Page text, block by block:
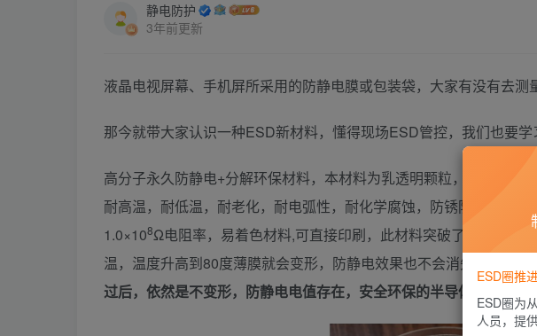
静电防护
3年前更新
液晶电视屏幕、手机屏所采用的防静电膜或包装袋，大家有没有去测
那今就带大家认识一种ESD新材料，懂得现场ESD管控，我们也要学
高分子永久防静电+分解环保材料，本材料为乳透明颗粒，具备优良
耐高温，耐低温，耐老化，耐电弧性，耐化学腐蚀，防锈防潮功能，
1.0×108Ω电阻率，易着色材料,可直接印刷，此材料突破了多年以来
温，温度升高到80度薄膜就会变形，防静电效果也不会消失，而我们
过后，依然是不变形，防静电电值存在，安全环保的半导体包装材料。
ESD圈推
ESD圈为
人员，提